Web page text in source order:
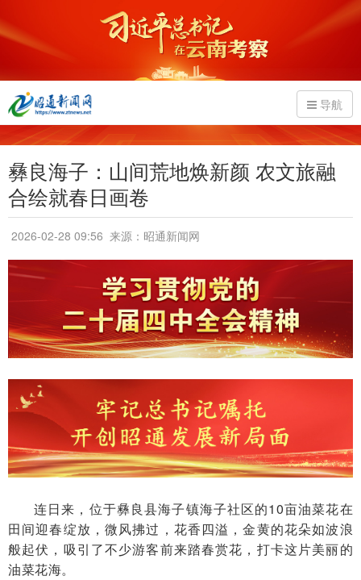
导航
彝良海子：山间荒地焕新颜 农文旅融
合绘就春日画卷
2026-02-28 09:56 来源：昭通新闻网
连日来，位于彝良县海子镇海子社区的10亩油菜花在
田间迎春绽放，微风拂过，花香四溢，金黄的花朵如波浪
般起伏，吸引了不少游客前来踏春赏花，打卡这片美丽的
油菜花海。